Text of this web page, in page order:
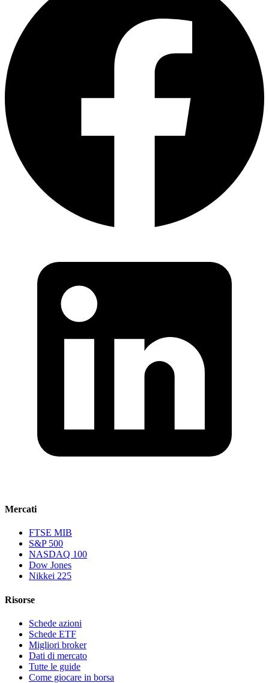
Mercati
FTSE MIB
S&P 500
NASDAQ 100
Dow Jones
Nikkei 225
Risorse
Schede azioni
Schede ETF
Migliori broker
Dati di mercato
Tutte le guide
Come giocare in borsa